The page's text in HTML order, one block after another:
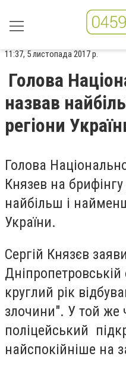
11:37, 5 листопада 2017 р.
Голова
назвав
регіони
Голова
Князев на
найбільш і
України.
Сергій Князєв
круглий рік
злочини". У той же
поліцейський
найспокійніше на